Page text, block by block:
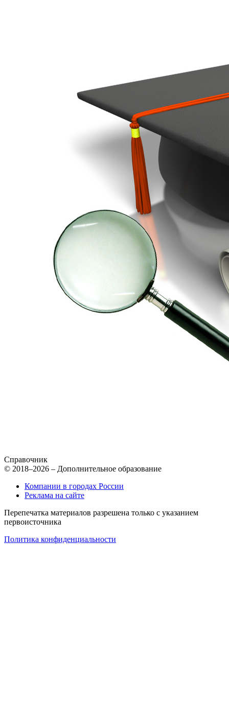
Справочник
© 2018–2026 – Дополнительное образование
Компании в городах России
Реклама на сайте
Перепечатка материалов разрешена только с указанием
первоисточника
Политика конфиденциальности